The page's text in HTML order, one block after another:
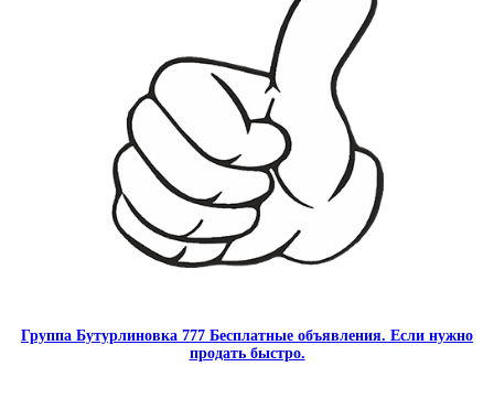
Группа Бутурлиновка 777 Бесплатные объявления. Если нужно
продать быстро.